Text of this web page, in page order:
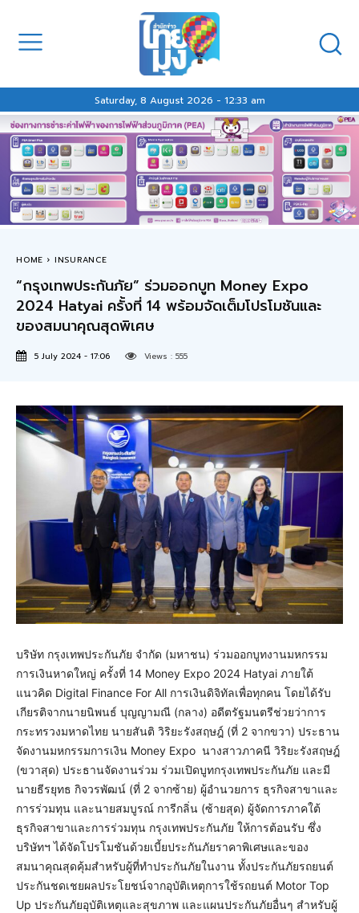
Saturday, 8 August 2026 - 12:33 am
HOME INSURANCE
“กรุงเทพประกันภัย” ร่วมออกบูท Money Expo
2024 Hatyai ครั้งที่ 14 พร้อมจัดเต็มโปรโมชันและ
ของสมนาคุณสุดพิเศษ
5 July 2024 - 17:06 Views : 555
บริษัท กรุงเทพประกันภัย จำกัด (มหาชน) ร่วมออกบูทงานมหกรรม
การเงินหาดใหญ่ ครั้งที่ 14 Money Expo 2024 Hatyai ภายใต้
แนวคิด Digital Finance For All การเงินดิจิทัลเพื่อทุกคน โดยได้รับ
เกียรติจากนายนิพนธ์ บุญญามณี (กลาง) อดีตรัฐมนตรีช่วยว่าการ
กระทรวงมหาดไทย นายสันติ วิริยะรังสฤษฎ์ (ที่ 2 จากขวา) ประธาน
จัดงานมหกรรมการเงิน Money Expo นางสาวภาคนี วิริยะรังสฤษฎ์
(ขวาสุด) ประธานจัดงานร่วม ร่วมเปิดบูทกรุงเทพประกันภัย และมี
นายธีรยุทธ กิจวรพัฒน์ (ที่ 2 จากซ้าย) ผู้อำนวยการ ธุรกิจสาขาและ
การร่วมทุน และนายสมบูรณ์ การีกลิ่น (ซ้ายสุด) ผู้จัดการภาคใต้
ธุรกิจสาขาและการร่วมทุน กรุงเทพประกันภัย ให้การต้อนรับ ซึ่ง
บริษัทฯ ได้จัดโปรโมชันด้วยเบี้ยประกันภัยราคาพิเศษและของ
สมนาคุณสุดคุ้มสำหรับผู้ที่ทำประกันภัยในงาน ทั้งประกันภัยรถยนต์
ประกันชดเชยผลประโยชน์จากอุบัติเหตุการใช้รถยนต์ Motor Top
Up ประกันภัยอุบัติเหตุและสุขภาพ และแผนประกันภัยอื่นๆ สำหรับผู้